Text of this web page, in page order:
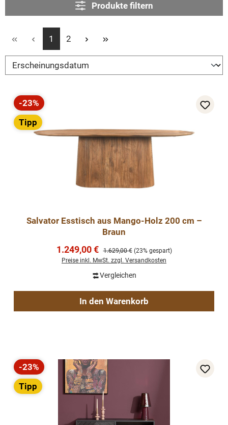
Produkte filtern
Seite
1 Seite
2
Rabatt
-23%
Tipp
Salvator Esstisch aus Mango-Holz 200 cm –
Braun
Verkaufspreis:
1.249,00 € Regulärer Preis:
1.629,00 € (23% gespart)
Preise inkl. MwSt. zzgl. Versandkosten
Vergleichen
In den Warenkorb
Rabatt
-23%
Tipp